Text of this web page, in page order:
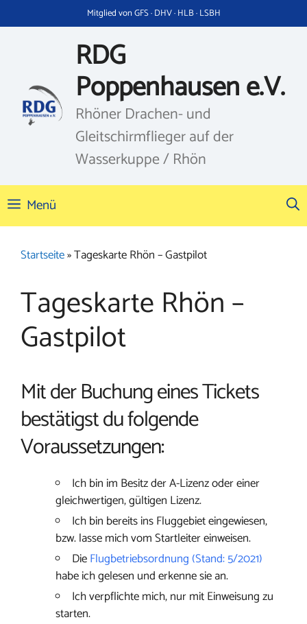
Inhalt
Mitglied von GFS · DHV · HLB · LSBH
RDG
Poppenhausen e.V.
Rhöner Drachen- und
Gleitschirmflieger auf der
Wasserkuppe / Rhön
Menü
Startseite»Tageskarte Rhön – Gastpilot
Tageskarte Rhön –
Gastpilot
Mit der Buchung eines Tickets
bestätigst du folgende
Voraussetzungen:
Ich bin im Besitz der A-Lizenz oder einer
gleichwertigen, gültigen Lizenz.
Ich bin bereits ins Fluggebiet eingewiesen,
bzw. lasse mich vom Startleiter einweisen.
DieFlugbetriebsordnung (Stand: 5/2021)
habe ich gelesen und erkenne sie an.
Ich verpflichte mich, nur mit Einweisung zu
starten.